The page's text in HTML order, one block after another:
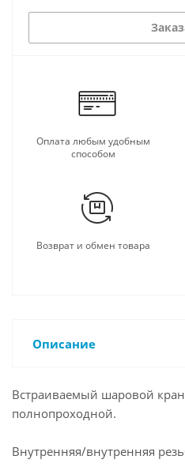
Оплата любым удобным
способом
Возврат и обмен товара
Описание
Встраиваемый шаровой кран
полнопроходной.
Внутренняя/внутренняя